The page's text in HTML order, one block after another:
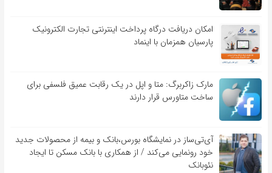
امکان دریافت درگاه پرداخت اینترنتی تجارت الکترونیک
پارسیان همزمان با اینماد
مارک زاکربرگ: متا و اپل در یک رقابت عمیق فلسفی برای
ساخت متاورس قرار دارند
آی‌تی‌ساز در نمایشگاه بورس،بانک و بیمه از محصولات جدید
خود رونمایی می‌کند / از همکاری با بانک مسکن تا ایجاد
نئوبانک